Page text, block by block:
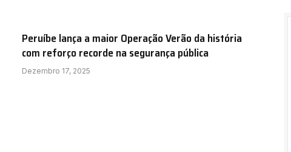
Peruíbe lança a maior Operação Verão da história
com reforço recorde na segurança pública
Dezembro 17, 2025